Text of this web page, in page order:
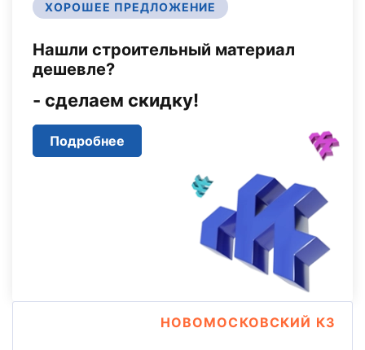
ХОРОШЕЕ ПРЕДЛОЖЕНИЕ
Нашли строительный материал
дешевле?
- сделаем скидку!
Подробнее
НОВОМОСКОВСКИЙ КЗ